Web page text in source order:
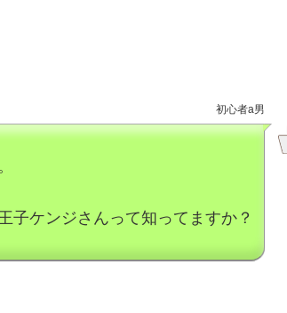
初心者a男
子ケンジさんって知ってますか？